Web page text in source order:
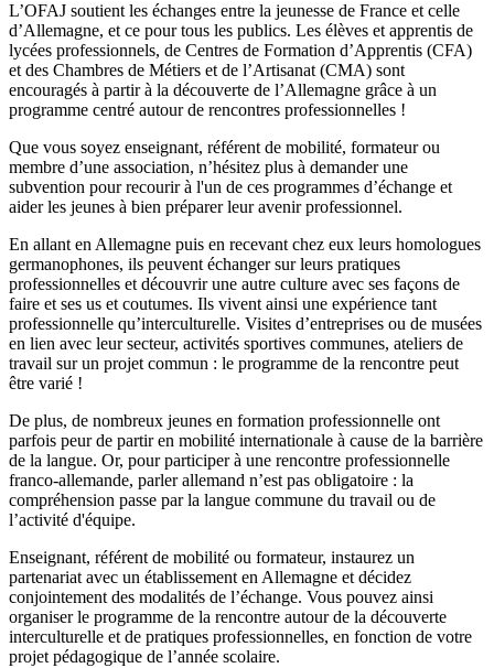
L’OFAJ soutient les échanges entre la jeunesse de France et celle
d’Allemagne, et ce pour tous les publics. Les élèves et apprentis de
lycées professionnels, de Centres de Formation d’Apprentis (CFA)
et des Chambres de Métiers et de l’Artisanat (CMA) sont
encouragés à partir à la découverte de l’Allemagne grâce à un
programme centré autour de rencontres professionnelles !
Que vous soyez enseignant, référent de mobilité, formateur ou
membre d’une association, n’hésitez plus à demander une
subvention pour recourir à l'un de ces programmes d’échange et
aider les jeunes à bien préparer leur avenir professionnel.
En allant en Allemagne puis en recevant chez eux leurs homologues
germanophones, ils peuvent échanger sur leurs pratiques
professionnelles et découvrir une autre culture avec ses façons de
faire et ses us et coutumes. Ils vivent ainsi une expérience tant
professionnelle qu’interculturelle. Visites d’entreprises ou de musées
en lien avec leur secteur, activités sportives communes, ateliers de
travail sur un projet commun : le programme de la rencontre peut
être varié !
De plus, de nombreux jeunes en formation professionnelle ont
parfois peur de partir en mobilité internationale à cause de la barrière
de la langue. Or, pour participer à une rencontre professionnelle
franco-allemande, parler allemand n’est pas obligatoire : la
compréhension passe par la langue commune du travail ou de
l’activité d'équipe.
Enseignant, référent de mobilité ou formateur, instaurez un
partenariat avec un établissement en Allemagne et décidez
conjointement des modalités de l’échange. Vous pouvez ainsi
organiser le programme de la rencontre autour de la découverte
interculturelle et de pratiques professionnelles, en fonction de votre
projet pédagogique de l’année scolaire.